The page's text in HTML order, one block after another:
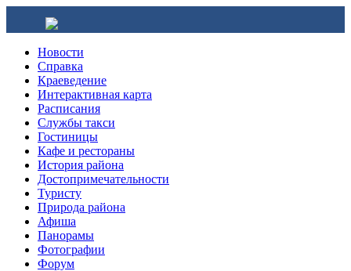
Новости
Справка
Краеведение
Интерактивная карта
Расписания
Службы такси
Гостиницы
Кафе и рестораны
История района
Достопримечательности
Туристу
Природа района
Афиша
Панорамы
Фотографии
Форум